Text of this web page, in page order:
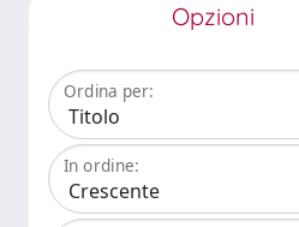
Opzioni
Ordina per:
In ordine: